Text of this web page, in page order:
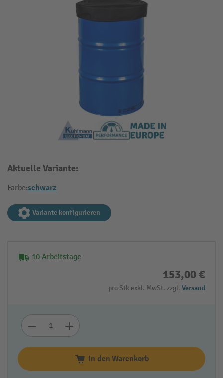
Aktuelle Variante:
Farbe:schwarz
Variante konfigurieren
10 Arbeitstage
153,00 €
pro Stk exkl. MwSt. zzgl. Versand
In den Warenkorb